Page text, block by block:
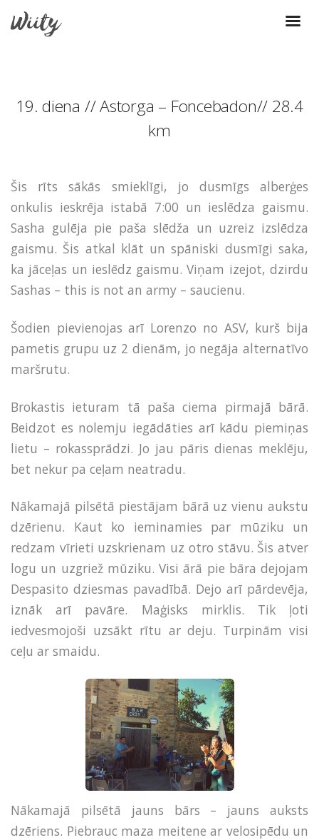
19. diena // Astorga – Foncebadon// 28.4
km
Šis rīts sākās smieklīgi, jo dusmīgs alberģes
onkulis ieskrēja istabā 7:00 un ieslēdza gaismu.
Sasha gulēja pie paša slēdža un uzreiz izslēdza
gaismu. Šis atkal klāt un spāniski dusmīgi saka,
ka jāceļas un ieslēdz gaismu. Viņam izejot, dzirdu
Sashas – this is not an army – saucienu.
Šodien pievienojas arī Lorenzo no ASV, kurš bija
pametis grupu uz 2 dienām, jo negāja alternatīvo
maršrutu.
Brokastis ieturam tā paša ciema pirmajā bārā.
Beidzot es nolemju iegādāties arī kādu piemiņas
lietu – rokassprādzi. Jo jau pāris dienas meklēju,
bet nekur pa ceļam neatradu.
Nākamajā pilsētā piestājam bārā uz vienu aukstu
dzērienu. Kaut ko ieminamies par mūziku un
redzam vīrieti uzskrienam uz otro stāvu. Šis atver
logu un uzgriež mūziku. Visi ārā pie bāra dejojam
Despasito dziesmas pavadībā. Dejo arī pārdevēja,
iznāk arī pavāre. Maģisks mirklis. Tik ļoti
iedvesmojoši uzsākt rītu ar deju. Turpinām visi
ceļu ar smaidu.
Nākamajā pilsētā jauns bārs – jauns auksts
dzēriens. Piebrauc maza meitene ar velosipēdu un